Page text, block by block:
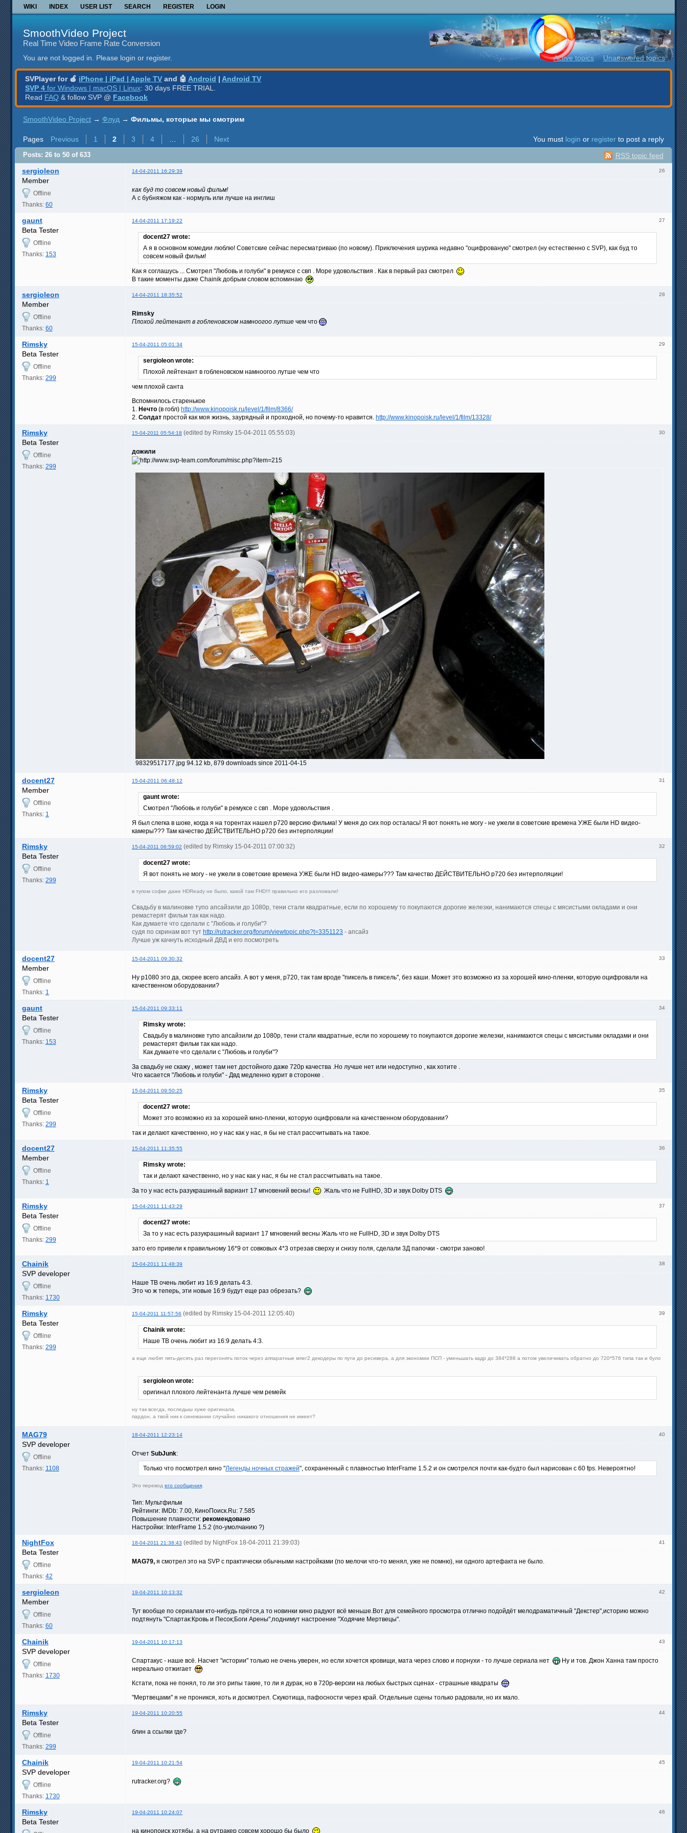
WIKI INDEX USER LIST SEARCH REGISTER LOGIN
SmoothVideo Project
Real Time Video Frame Rate Conversion
You are not logged in. Please login or register. Active topics Unanswered topics
SVPlayer for 🍎 iPhone | iPad | Apple TV and 🤖 Android | Android TV
SVP 4 for Windows | macOS | Linux: 30 days FREE TRIAL.
Read FAQ & follow SVP @ Facebook
SmoothVideo Project → Флуд → Фильмы, которые мы смотрим
Pages Previous 1 2 3 4 26 Next You must login or register to post a reply
RSS topic feed
Posts: 26 to 50 of 633
26
sergioleon 14-04-2011 16:29:39
Member
Offline
Thanks: 60
как буд то совсем новый фильм!
А с бубняжом как - нормуль или лучше на инглиш
27
gaunt 14-04-2011 17:19:22
Beta Tester
Offline
Thanks: 153
docent27 wrote:
А я в основном комедии люблю! Советские сейчас пересматриваю (по новому). Приключения шурика недавно "оцифрованую" смотрел (ну естественно с SVP), как буд то
совсем новый фильм!
Как я соглашусь ... Смотрел "Любовь и голуби" в ремуксе с свп . Море удовольствия . Как в первый раз смотрел
В такие моменты даже Chainik добрым словом вспоминаю
28
sergioleon 14-04-2011 18:35:52
Member
Offline
Thanks: 60
Rimsky
Плохой лейтенант в гобленовском намноогоо лутше чем что
29
Rimsky 15-04-2011 05:01:34
Beta Tester
Offline
Thanks: 299
sergioleon wrote:
Плохой лейтенант в гобленовском намноогоо лутше чем что
чем плохой санта
Вспомнилось старенькое
1. Нечто (в гобл) http://www.kinopoisk.ru/level/1/film/8366/
2. Солдат простой как моя жизнь, заурядный и проходной, но почему-то нравится. http://www.kinopoisk.ru/level/1/film/13328/
30
Rimsky 15-04-2011 05:54:18 (edited by Rimsky 15-04-2011 05:55:03)
Beta Tester
Offline
Thanks: 299
дожили
98329517177.jpg 94.12 kb, 879 downloads since 2011-04-15
31
docent27 15-04-2011 06:48:12
Member
Offline
Thanks: 1
gaunt wrote:
Смотрел "Любовь и голуби" в ремуксе с свп . Море удовольствия .
Я был слегка в шоке, когда я на торентах нашел p720 версию фильма! У меня до сих пор осталась! Я вот понять не могу - не ужели в советские времена УЖЕ были HD видео-
камеры??? Там качество ДЕЙСТВИТЕЛЬНО p720 без интерполяции!
32
Rimsky 15-04-2011 06:59:02 (edited by Rimsky 15-04-2011 07:00:32)
Beta Tester
Offline
Thanks: 299
docent27 wrote:
Я вот понять не могу - не ужели в советские времена УЖЕ были HD видео-камеры??? Там качество ДЕЙСТВИТЕЛЬНО p720 без интерполяции!
в тупом софке даже HDReady не было, какой там FHD!!! правильно его разломали!
Свадьбу в малиновке тупо апсайзили до 1080р, тени стали квадратные, если по хорошему то покупаются дорогие железки, нанимаются спецы с мясистыми окладами и они
ремастерят фильм так как надо.
Как думаете что сделали с "Любовь и голуби"?
судя по скринам вот тут http://rutracker.org/forum/viewtopic.php?t=3351123 - апсайз
Лучше уж качнуть исходный ДВД и его посмотреть
33
docent27 15-04-2011 09:30:32
Member
Offline
Thanks: 1
Ну p1080 это да, скорее всего апсайз. А вот у меня, p720, так там вроде "пиксель в пиксель", без каши. Может это возможно из за хорошей кино-пленки, которую оцифровали на
качественном оборудовании?
34
gaunt 15-04-2011 09:33:11
Beta Tester
Offline
Thanks: 153
Rimsky wrote:
Свадьбу в малиновке тупо апсайзили до 1080р, тени стали квадратные, если по хорошему то покупаются дорогие железки, нанимаются спецы с мясистыми окладами и они
ремастерят фильм так как надо.
Как думаете что сделали с "Любовь и голуби"?
За свадьбу не скажу , может там нет достойного даже 720р качества .Но лучше нет или недоступно , как хотите .
Что касается "Любовь и голуби" - Двд медленно курит в сторонке .
35
Rimsky 15-04-2011 09:50:25
Beta Tester
Offline
Thanks: 299
docent27 wrote:
Может это возможно из за хорошей кино-пленки, которую оцифровали на качественном оборудовании?
так и делают качественно, но у нас как у нас, я бы не стал рассчитывать на такое.
36
docent27 15-04-2011 11:35:55
Member
Offline
Thanks: 1
Rimsky wrote:
так и делают качественно, но у нас как у нас, я бы не стал рассчитывать на такое.
За то у нас есть разукрашиный вариант 17 мгновений весны! Жаль что не FullHD, 3D и звук Dolby DTS
37
Rimsky 15-04-2011 11:43:29
Beta Tester
Offline
Thanks: 299
docent27 wrote:
За то у нас есть разукрашиный вариант 17 мгновений весны Жаль что не FullHD, 3D и звук Dolby DTS
зато его привели к правильному 16*9 от совковых 4*3 отрезав сверху и снизу поля, сделали 3Д папочки - смотри заново!
38
Chainik 15-04-2011 11:48:39
SVP developer
Offline
Thanks: 1730
Наше ТВ очень любит из 16:9 делать 4:3.
Это чо ж теперь, эти новые 16:9 будут еще раз обрезать?
39
Rimsky 15-04-2011 11:57:56 (edited by Rimsky 15-04-2011 12:05:40)
Beta Tester
Offline
Thanks: 299
Chainik wrote:
Наше ТВ очень любит из 16:9 делать 4:3.
а еще любят пять-десять раз перегонять поток через аппаратные мпег2 декодеры по пути до ресивера, а для экономии ПСП - уменьшать кадр до 384*288 а потом увеличивать обратно до 720*576 типа так и було
sergioleon wrote:
оригинал плохого лейтенанта лучше чем ремейк
ну так всегда, последыш хуже оригинала.
пардон, а твой ник к синемании случайно никакого отношения не имеет?
40
MAG79 18-04-2011 12:23:14
SVP developer
Offline
Thanks: 1108
Отчет SubJunk:
Только что посмотрел кино "Легенды ночных стражей", сохраненный с плавностью InterFrame 1.5.2 и он смотрелся почти как-будто был нарисован с 60 fps. Невероятно!
Это перевод его сообщения
Тип: Мультфильм
Рейтинги: IMDb: 7.00, КиноПоиск.Ru: 7.585
Повышение плавности: рекомендовано
Настройки: InterFrame 1.5.2 (по-умолчанию ?)
41
NightFox 18-04-2011 21:38:43 (edited by NightFox 18-04-2011 21:39:03)
Beta Tester
Offline
Thanks: 42
MAG79, я смотрел это на SVP с практически обычными настройками (по мелочи что-то менял, уже не помню), ни одного артефакта не было.
42
sergioleon 19-04-2011 10:13:32
Member
Offline
Thanks: 60
Тут вообще по сериалам кто-нибудь прётся,а то новинки кино радуют всё меньше.Вот для семейного просмотра отлично подойдёт мелодраматичный "Декстер",историю можно
подтянуть "Спартак:Кровь и Песок;Боги Арены",поднимут настроение "Ходячие Мертвецы".
43
Chainik 19-04-2011 10:17:13
SVP developer
Offline
Thanks: 1730
Спартакус - наше всё. Насчет "истории" только не очень уверен, но если хочется кровищи, мата через слово и порнухи - то лучше сериала нет
Ну и тов. Джон Ханна там просто
нереально отжигает
Кстати, пока не понял, то ли это рипы такие, то ли я дурак, но в 720p-версии на любых быстрых сценах - страшные квадраты
"Мертвецами" я не проникся, хоть и досмотрел. Скукотища, пафосности через край. Отдельные сцены только радовали, но их мало.
44
Rimsky 19-04-2011 10:20:55
Beta Tester
Offline
Thanks: 299
блин а ссылки где?
45
Chainik 19-04-2011 10:21:54
SVP developer
Offline
Thanks: 1730
rutracker.org?
46
Rimsky 19-04-2011 10:24:07
Beta Tester
на кинопоиск хотябы, а на рутракер совсем хорошо бы было